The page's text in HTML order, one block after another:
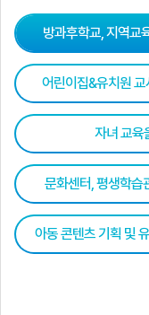
방과후학교, 지역교
어린이집&유치원
자녀 교육
문화센터, 평생학습
아동 콘텐츠 기획 및